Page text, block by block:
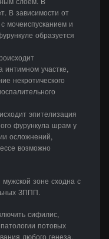
В зависимости от
мочеиспусканием и
образуется
интимном участке,
некротического
эпителизация
фурункула шрам у
осложнений,
возможно
зоне сходна с
ЗППП.
сифилис,
потовых
любого генеза.